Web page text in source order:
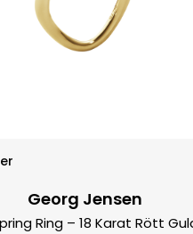
Georg Jensen
Ring – 18 Karat Rött